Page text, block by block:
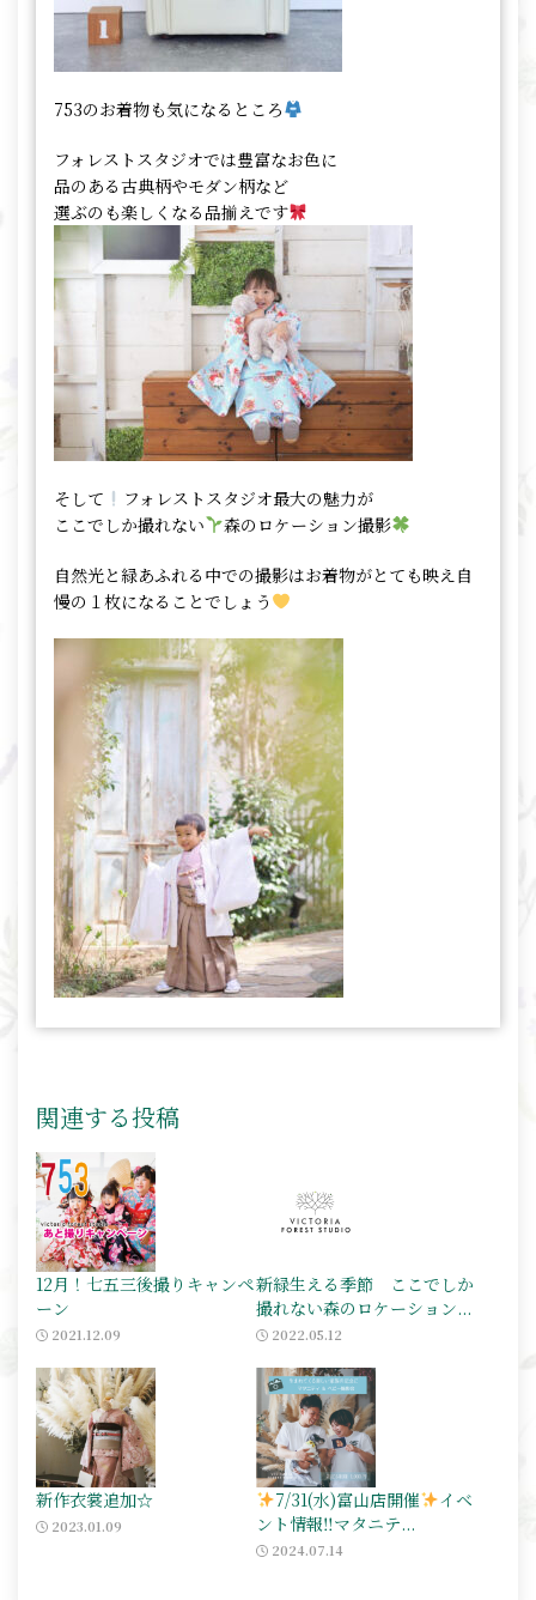
753のお着物も気になるところ
フォレストスタジオでは豊富なお色に
品のある古典柄やモダン柄など
選ぶのも楽しくなる品揃えです
そして
フォレストスタジオ最大の魅力が
ここでしか撮れない
森のロケーション撮影
自然光と緑あふれる中での撮影はお着物がとても映え自
慢の１枚になることでしょう
関連する投稿
12月！七五三後撮りキャンペ
ーン
2021.12.09
新緑生える季節 ここでしか
撮れない森のロケーション...
2022.05.12
新作衣裳追加☆
2023.01.09
7/31(水)富山店開催
イベ
ント情報‼マタニテ...
2024.07.14